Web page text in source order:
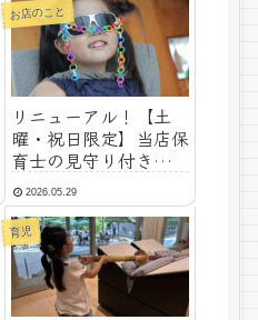
お店のこと
リニューアル！【土
曜・祝日限定】当店保
育士の見守り付き！持
ち込み自由「夕方の完
全貸切プラン」
2026.05.29
育児